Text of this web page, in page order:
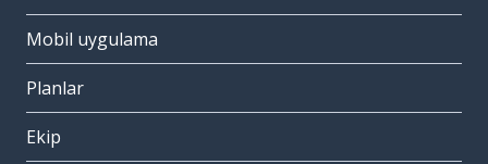
Mobil uygulama
Planlar
Ekip